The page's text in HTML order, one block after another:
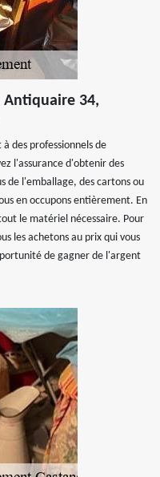
Antiquaire 34,
des professionnels de
l'assurance d'obtenir des
de l'emballage, des cartons ou
en occupons entièrement. En
le matériel nécessaire. Pour
les achetons au prix qui vous
de gagner de l'argent